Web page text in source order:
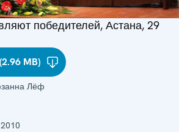
победителей, Астана, 29
MB)
Лёф